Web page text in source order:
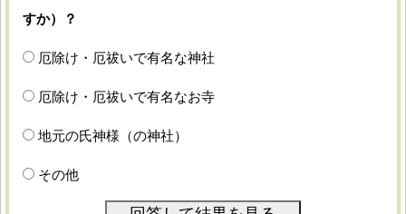
すか）？
厄除け・厄祓いで有名な神社
厄除け・厄祓いで有名なお寺
地元の氏神様（の神社）
その他